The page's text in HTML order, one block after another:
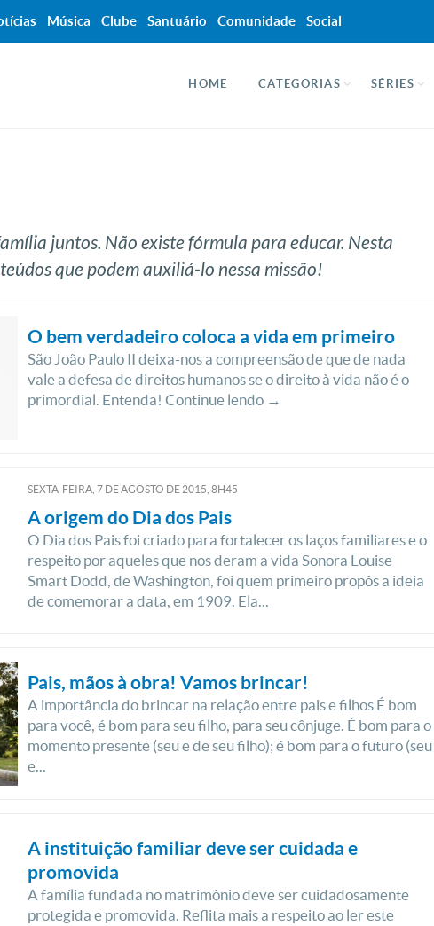
HOME CATEGORIAS SÉRIES
juntos. Não existe fórmula para educar. Nesta
que podem auxiliá-lo nessa missão!
O bem verdadeiro coloca a vida em primeiro
São João Paulo II deixa-nos a compreensão de que de nada
vale a defesa de direitos humanos se o direito à vida não é o
primordial. Entenda! Continue lendo →
SEXTA-FEIRA, 7 DEAGOSTO DE 2015, 8H45
A origem do Dia dos Pais
O Dia dos Pais foi criado para fortalecer os laços familiares e o
respeito por aqueles que nos deram a vida Sonora Louise
Smart Dodd, de Washington, foi quem primeiro propôs a ideia
de comemorar a data, em 1909. Ela...
Pais, mãos à obra! Vamos brincar!
A importância do brincar na relação entre pais e filhos É bom
para você, é bom para seu filho, para seu cônjuge. É bom para o
momento presente (seu e de seu filho); é bom para o futuro (seu
e...
A instituição familiar deve ser cuidada e
promovida
A família fundada no matrimônio deve ser cuidadosamente
protegida e promovida. Reflita mais a respeito ao ler este
Música Clube Santuário Comunidade Social